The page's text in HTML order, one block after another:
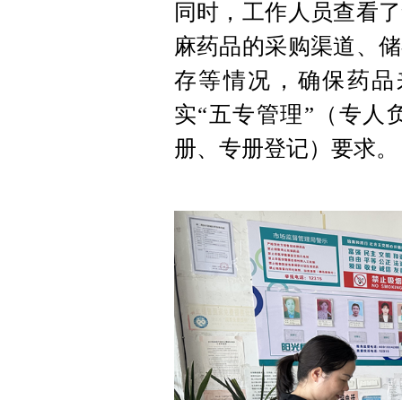
同时，工作人员查看
麻药品的采购渠道、
存等情况，确保药
实“五专管理”（专人
册、专册登记）要求。